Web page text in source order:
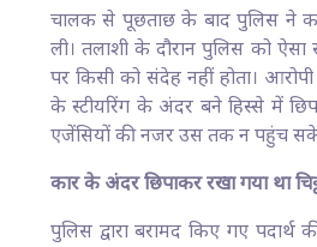
चालक से पूछताछ के बाद पुलिस ने
ली। तलाशी के दौरान पुलिस को
पर किसी को संदेह नहीं होता।
के स्टीयरिंग के अंदर बने हिस्से में
एजेंसियों की नजर उस तक न पहुंच
कार के अंदर छिपाकर रखा गया था
पुलिस द्वारा बरामद किए गए